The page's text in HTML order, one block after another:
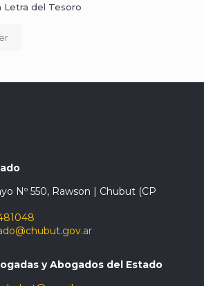
Letra del Tesoro
Nº 550, Rawson | Chubut (CP
y Abogados del Estado